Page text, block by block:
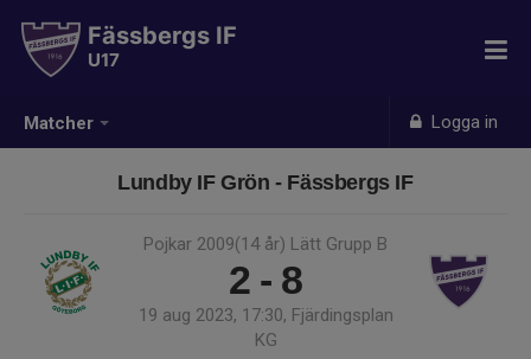
Matcher Logga in
Fässbergs IF
U17
Lundby IF Grön - Fässbergs IF
Pojkar 2009(14 år) Lätt Grupp B
2 - 8
19 aug 2023, 17:30, Fjärdingsplan
KG